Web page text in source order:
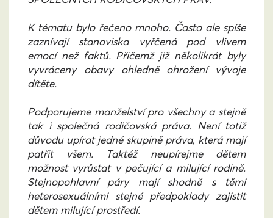
K tématu bylo řečeno mnoho. Často ale spíše
zaznívají stanoviska vyřčená pod vlivem
emocí než faktů. Přičemž již několikrát byly
vyvráceny obavy ohledně ohrožení vývoje
dítěte.
Podporujeme manželství pro všechny a stejně
tak i společná rodičovská práva. Není totiž
důvodu upírat jedné skupině práva, která mají
patřit všem. Taktéž neupírejme dětem
možnost vyrůstat v pečující a milující rodině.
Stejnopohlavní páry mají shodně s těmi
heterosexuálními stejné předpoklady zajistit
dětem milující prostředí.